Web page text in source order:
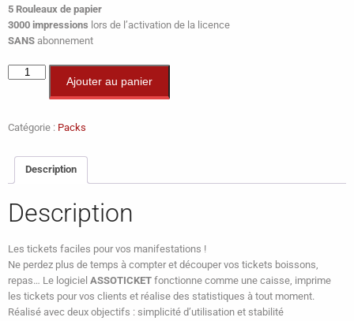
5 Rouleaux de papier
3000 impressions lors de l’activation de la licence
SANS abonnement
Ajouter au panier
Catégorie : Packs
Description
Description
Les tickets faciles pour vos manifestations !
Ne perdez plus de temps à compter et découper vos tickets boissons,
repas… Le logiciel ASSOTICKET fonctionne comme une caisse, imprime
les tickets pour vos clients et réalise des statistiques à tout moment.
Réalisé avec deux objectifs : simplicité d’utilisation et stabilité